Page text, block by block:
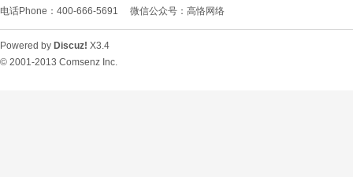
电话Phone：400-666-5691 微信公众号：高恪网络
Powered by Discuz! X3.4
© 2001-2013 Comsenz Inc.